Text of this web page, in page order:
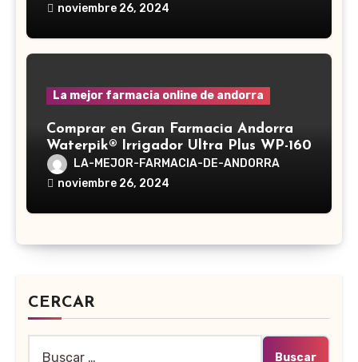
noviembre 26, 2024
La mejor farmacia online de andorra
Comprar en Gran Farmacia Andorra
Waterpik® Irrigador Ultra Plus WP-160
LA-MEJOR-FARMACIA-DE-ANDORRA
noviembre 26, 2024
CERCAR